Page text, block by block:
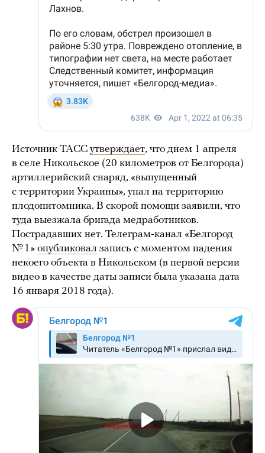
Источник ТАСС утверждает, что днем 1 апреля
в селе Никольское (20 километров от Белгорода)
артиллерийский снаряд, «выпущенный
с территории Украины», упал на территорию
плодопитомника. В скорой помощи заявили, что
туда выезжала бригада медработников.
Пострадавших нет. Телеграм-канал «Белгород
№ 1» опубликовал запись с моментом падения
некоего объекта в Никольском (в первой версии
видео в качестве даты записи была указана дата
16 января 2018 года).